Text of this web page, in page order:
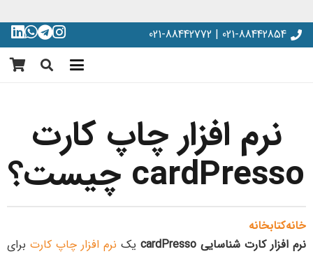
021-88442854 | 021-88442772
نرم افزار چاپ کارت
cardPresso چیست؟
خانهکتابخانه
نرم افزار کارت شناسایی cardPresso
یک نرم افزار چاپ کارت برای